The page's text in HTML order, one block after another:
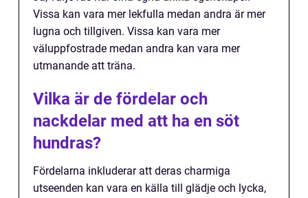
Vissa kan vara mer lekfulla medan andra är mer
lugna och tillgiven. Vissa kan vara mer
väluppfostrade medan andra kan vara mer
utmanande att träna.
Vilka är de fördelar och
nackdelar med att ha en söt
hundras?
Fördelarna inkluderar att deras charmiga
utseenden kan vara en källa till glädje och lycka,